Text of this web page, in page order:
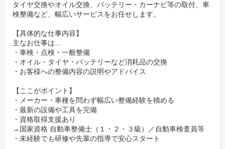
タイヤ交換やオイル交換、バッテリー・カーナビ等の取付、車
検整備など、幅広いサービスをお任せします。
【具体的な仕事内容】
主なお仕事は…
・車検・点検・一般整備
・オイル・タイヤ・バッテリーなど消耗品の交換
・お客様への整備内容の説明やアドバイス
【ここがポイント】
・メーカー・車種を問わず幅広い整備経験を積める
・最新の設備や工具を完備
・資格取得支援あり
→国家資格 自動車整備士（１・２・３級）／自動車検査員等
・未経験でも研修や先輩の指導で安心スタート